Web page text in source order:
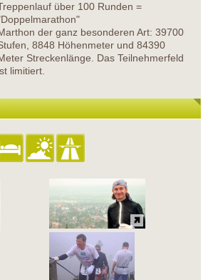
über 100 Runden =
der ganz besonderen Art: 39700
8848 Höhenmeter und 84390
Streckenlänge. Das Teilnehmerfeld
limitiert.